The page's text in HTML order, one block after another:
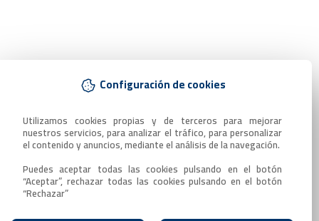
Configuración de cookies
Utilizamos cookies propias y de terceros para mejorar
nuestros servicios, para analizar el tráfico, para personalizar
el contenido y anuncios, mediante el análisis de la navegación.
Puedes aceptar todas las cookies pulsando en el botón
“Aceptar”, rechazar todas las cookies pulsando en el botón
“Rechazar”